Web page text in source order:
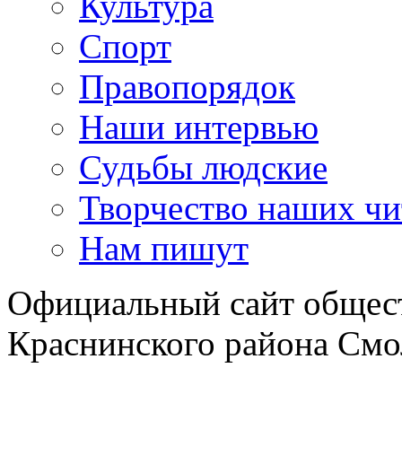
Спорт
Правопорядок
Наши интервью
Судьбы людские
Творчество наших
Нам пишут
Официальный сайт
Краснинского района